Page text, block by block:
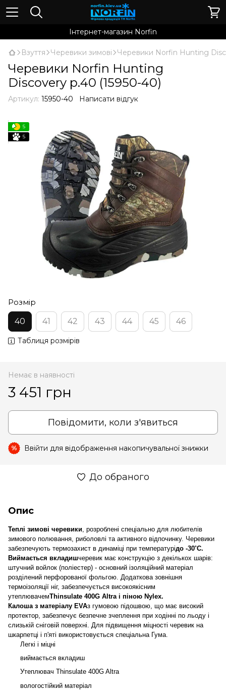
Інтернет-магазин Norfin
Взуття Черевики зимові Черевики Norfin Hunting
Черевики Norfin Hunting
Discovery p.40 (15950-40)
Артикул: 15950-40 Написати відгук
5
5
Розмір
40
41 42 43 44 45 46
Таблиця розмірів
Немає в наявності
3 451 грн
Повідомити, коли з'явиться
% Ввійти для відображення накопичувальної знижки
До обраного
Опис
Теплі зимові черевики , розроблені спеціально для любителів
зимового полювання, риболовлі та активного відпочинку. Черевики
забезпечують термозахист в динаміці при температурідо -30˚С.
Виймається вкладишчеревик має конструкцію з декількох шарів:
штучний войлок (поліестер) - основний ізоляційний матеріал
розділений перфорованої фольгою. Додаткова зовнішня
термоізоляції ніг, забезпечується високоякісним
утеплювачемThinsulate 400G Altra і піною Nylex.
Калоша з матеріалу EVAз гумовою підошвою, що має високий
протектор, забезпечує безпечне зчеплення при ходінні по льоду і
слизькій сніговій поверхні. Для підвищення міцності черевик на
шкарпетці і п'яті використовується спеціальна Гума.
Легкі і міцні
виймається вкладиш
Утеплювач Thinsulate 400G Altra
вологостійкий матеріал